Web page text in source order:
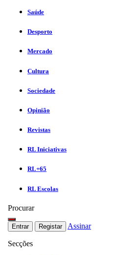
Saúde
Desporto
Mercado
Cultura
Sociedade
Opinião
Revistas
RL Iniciativas
RL+65
RL Escolas
Procurar
Entrar Registar Assinar
Secções